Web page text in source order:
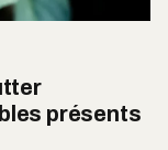
présents